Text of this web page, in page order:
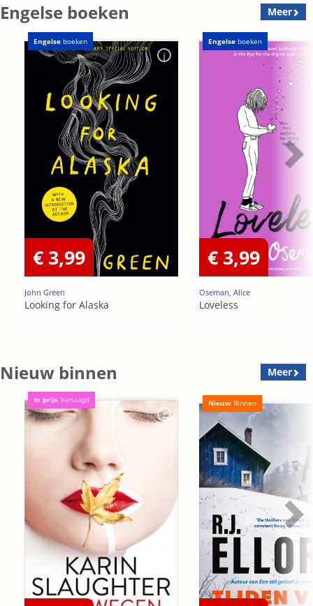
Engelse boeken Meer
Engelse boeken
€ 3,99
John Green
Looking for Alaska
Engelse boeken
€ 3,99
Oseman, Alice
Loveless
Nieuw binnen Meer
In prijs Verlaagd Nieuw Binnen